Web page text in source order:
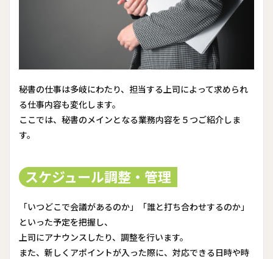
秘書の仕事は多岐にわたり、担当する上司によって求められ
る仕事内容も変化します。
ここでは、秘書のメインとなる業務内容を５つご紹介しま
す。
スケジュール調整・管理
「いつどこで会議があるのか」「誰と打ち合わせするのか」
といった予定を把握し、
上司にアナウンスしたり、調整を行います。
また、新しくアポイントが入った際に、対応できる日時や時